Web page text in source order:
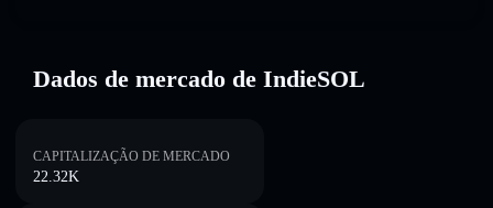
Dados de mercado de IndieSOL
CAPITALIZAÇÃO DE MERCADO
22.32K